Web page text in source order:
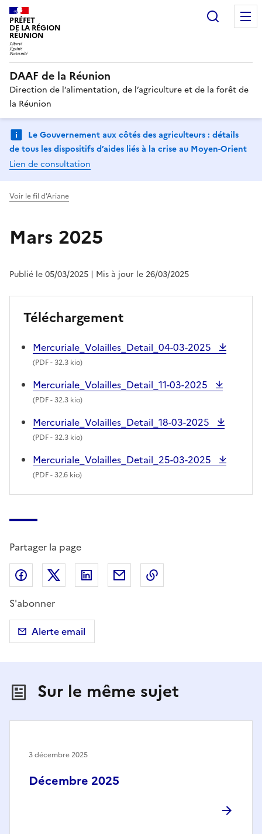
PRÉFET
DE LA RÉGION
RÉUNION
DAAF de la Réunion
Direction de l’alimentation, de l’agriculture et de la forêt de
la Réunion
Le Gouvernement aux côtés des agriculteurs : détails
de tous les dispositifs d’aides liés à la crise au Moyen-Orient
Lien de consultation
Voir le fil d'Ariane
Mars 2025
Publié le 05/03/2025 | Mis à jour le 26/03/2025
Téléchargement
Mercuriale_Volailles_Detail_04-03-2025
(PDF- 32.3 kio)
Mercuriale_Volailles_Detail_11-03-2025
(PDF- 32.3 kio)
Mercuriale_Volailles_Detail_18-03-2025
(PDF- 32.3 kio)
Mercuriale_Volailles_Detail_25-03-2025
(PDF- 32.6 kio)
Partager la page
Partager sur Facebook
Partager sur X (anciennement Twitter)
Partager sur LinkedIn
Partager par email
S'abonner
Alerte email
Sur le même sujet
Décembre 2025
3 décembre 2025